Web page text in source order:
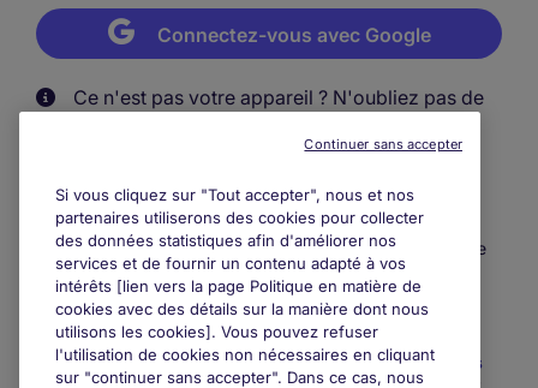
Connectez-vous avec Google
Ce n'est pas votre appareil ? N'oubliez pas de
En vous créant un compte, vous acceptez de recevoir de
notre part des informations relatives aux dernières offres
d’emploi disponibles, aux études de rémunération, aux
conseils de carrière, aux tendances de marché et aux
événements que nous organisons. En vous inscrivant à
Michael Page, vous acceptez nosConditions générales
Si vous cliquez sur "Tout accepter", nous et nos
partenaires utiliserons des cookies pour collecter
des données statistiques afin d'améliorer nos
services et de fournir un contenu adapté à vos
intérêts [lien vers la page Politique en matière de
cookies avec des détails sur la manière dont nous
utilisons les cookies]. Vous pouvez refuser
l'utilisation de cookies non nécessaires en cliquant
sur "continuer sans accepter". Dans ce cas, nous
Continuer sans accepter